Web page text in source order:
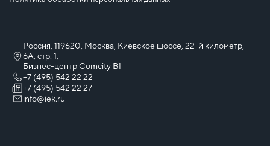
Россия, 119620, Москва, Киевское шоссе, 22-й километр,
6А, стр. 1,
Бизнес-центр Comcity B1
+7 (495) 542 22 22
+7 (495) 542 22 27
info@iek.ru